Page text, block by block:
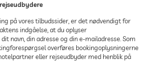
på vores tilbudssider, er det nødvendigt for
indgåelse, at du oplyser
navn, din adresse og din e-mailadresse. Som
overføres bookingoplysningerne
eller rejseudbyder med henblik på